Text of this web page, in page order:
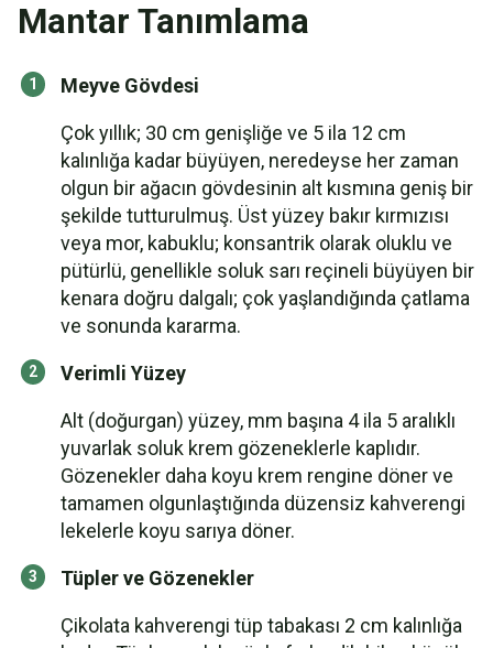
Mantar Tanımlama
Meyve Gövdesi
Çok yıllık; 30 cm genişliğe ve 5 ila 12 cm
kalınlığa kadar büyüyen, neredeyse her zaman
olgun bir ağacın gövdesinin alt kısmına geniş bir
şekilde tutturulmuş. Üst yüzey bakır kırmızısı
veya mor, kabuklu; konsantrik olarak oluklu ve
pütürlü, genellikle soluk sarı reçineli büyüyen bir
kenara doğru dalgalı; çok yaşlandığında çatlama
ve sonunda kararma.
Verimli Yüzey
Alt (doğurgan) yüzey, mm başına 4 ila 5 aralıklı
yuvarlak soluk krem gözeneklerle kaplıdır.
Gözenekler daha koyu krem rengine döner ve
tamamen olgunlaştığında düzensiz kahverengi
lekelerle koyu sarıya döner.
Tüpler ve Gözenekler
Çikolata kahverengi tüp tabakası 2 cm kalınlığa